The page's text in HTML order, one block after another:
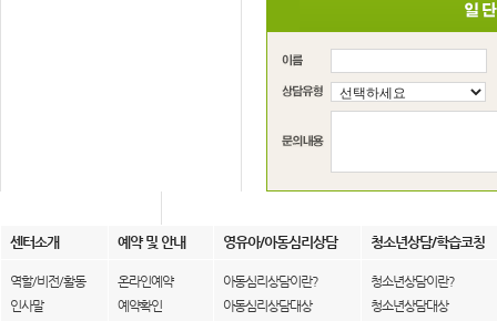
센터소개 예약 및 안내 영유아/아동심리상담 청소년상담/학습코칭
역할/비전/활동
인사말
온라인예약
예약확인
아동심리상담이란?
아동심리상담대상
청소년상담이란?
청소년상담대상